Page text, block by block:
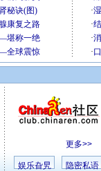
更多>>
娱乐旮旯 隐密私语